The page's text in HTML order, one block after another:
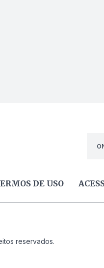
DE USO
reservados.